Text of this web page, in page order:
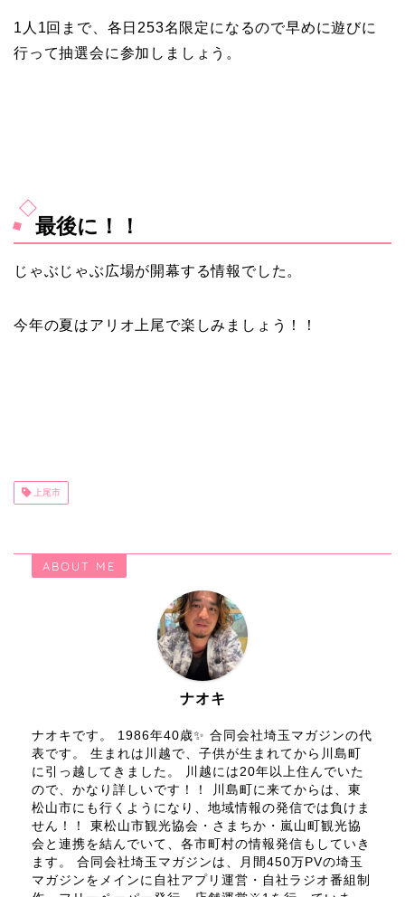
1人1回まで、各日253名限定になるので早めに遊びに
行って抽選会に参加しましょう。
最後に！！
じゃぶじゃぶ広場が開幕する情報でした。
今年の夏はアリオ上尾で楽しみましょう！！
上尾市
ABOUT ME
ナオキ
ナオキです。 1986年40歳✨ 合同会社埼玉マガジンの代
表です。 生まれは川越で、子供が生まれてから川島町
に引っ越してきました。 川越には20年以上住んでいた
ので、かなり詳しいです！！ 川島町に来てからは、東
松山市にも行くようになり、地域情報の発信では負けま
せん！！ 東松山市観光協会・さまちか・嵐山町観光協
会と連携を結んでいて、各市町村の情報発信もしていき
ます。 合同会社埼玉マガジンは、月間450万PVの埼玉
マガジンをメインに自社アプリ運営・自社ラジオ番組制